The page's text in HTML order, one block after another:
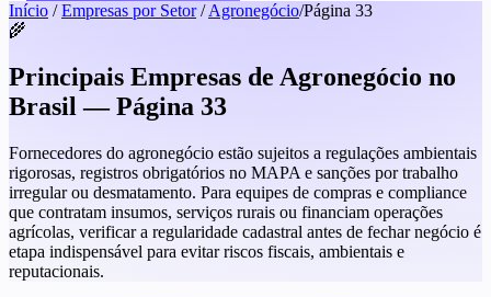
Início / Empresas por Setor / Agronegócio/Página 33
🌾
Principais Empresas de Agronegócio no
Brasil — Página 33
Fornecedores do agronegócio estão sujeitos a regulações ambientais
rigorosas, registros obrigatórios no MAPA e sanções por trabalho
irregular ou desmatamento. Para equipes de compras e compliance
que contratam insumos, serviços rurais ou financiam operações
agrícolas, verificar a regularidade cadastral antes de fechar negócio é
etapa indispensável para evitar riscos fiscais, ambientais e
reputacionais.